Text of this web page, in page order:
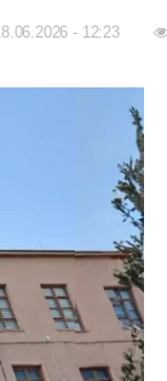
- 12:23